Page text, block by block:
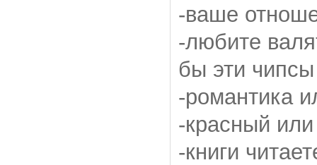
-ваше
-любите
бы эти
-романтика
-красный
-книги